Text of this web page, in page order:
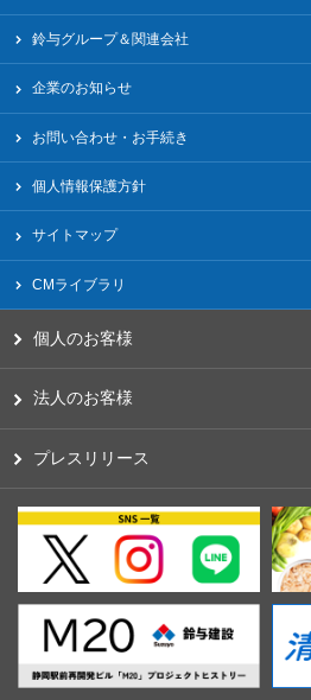
鈴与グループ＆関連会社
企業のお知らせ
お問い合わせ・お手続き
個人情報保護方針
サイトマップ
CMライブラリ
個人のお客様
法人のお客様
プレスリリース